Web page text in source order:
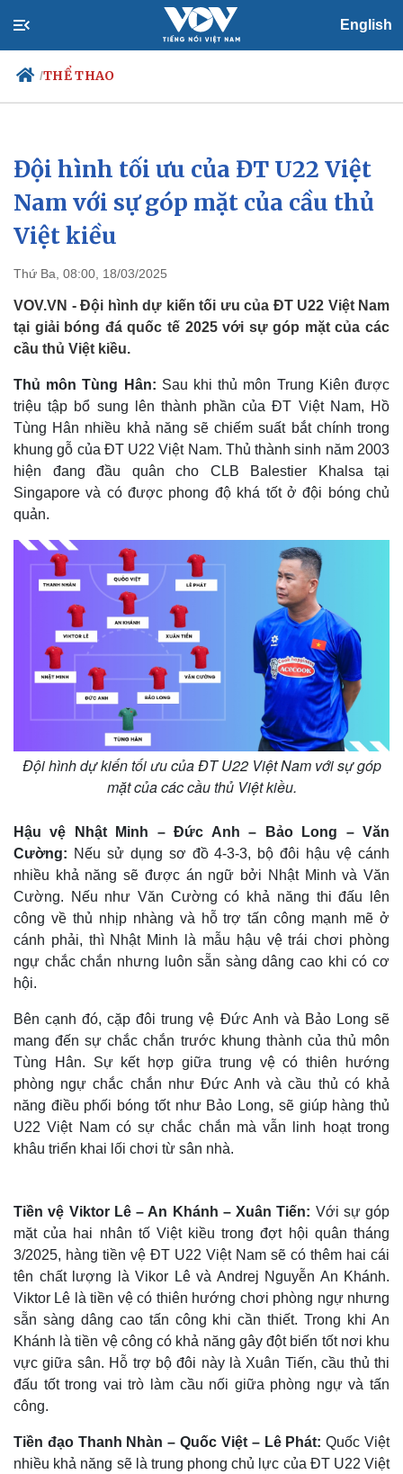
English
/THỂ THAO
Chính trị
Đảng
Tổ chức nhân sự
Quốc hội
Nhận diện sự thật
Xã hội
Tin 24h
Dự báo thời tiết
Thế giới
Quan sát
Multimedia
Video
Đội hình tối ưu của ĐT U22 Việt
Nam với sự góp mặt của cầu thủ
Việt kiều
Thứ Ba, 08:00, 18/03/2025
VOV.VN - Đội hình dự kiến tối ưu của ĐT U22 Việt Nam
tại giải bóng đá quốc tế 2025 với sự góp mặt của các
cầu thủ Việt kiều.
Thủ môn Tùng Hân: Sau khi thủ môn Trung Kiên được
triệu tập bổ sung lên thành phần của ĐT Việt Nam, Hồ
Tùng Hân nhiều khả năng sẽ chiếm suất bắt chính trong
khung gỗ của ĐT U22 Việt Nam. Thủ thành sinh năm 2003
hiện đang đầu quân cho CLB Balestier Khalsa tại
Singapore và có được phong độ khá tốt ở đội bóng chủ
quản.
Đội hình dự kiến tối ưu của ĐT U22 Việt Nam với sự góp
mặt của các cầu thủ Việt kiều.
Hậu vệ Nhật Minh – Đức Anh – Bảo Long – Văn
Cường: Nếu sử dụng sơ đồ 4-3-3, bộ đôi hậu vệ cánh
nhiều khả năng sẽ được án ngữ bởi Nhật Minh và Văn
Cường. Nếu như Văn Cường có khả năng thi đấu lên
công về thủ nhịp nhàng và hỗ trợ tấn công mạnh mẽ ở
cánh phải, thì Nhật Minh là mẫu hậu vệ trái chơi phòng
ngự chắc chắn nhưng luôn sẵn sàng dâng cao khi có cơ
hội.
Bên cạnh đó, cặp đôi trung vệ Đức Anh và Bảo Long sẽ
mang đến sự chắc chắn trước khung thành của thủ môn
Tùng Hân. Sự kết hợp giữa trung vệ có thiên hướng
phòng ngự chắc chắn như Đức Anh và cầu thủ có khả
năng điều phối bóng tốt như Bảo Long, sẽ giúp hàng thủ
U22 Việt Nam có sự chắc chắn mà vẫn linh hoạt trong
khâu triển khai lối chơi từ sân nhà.
Tiền vệ Viktor Lê – An Khánh – Xuân Tiến: Với sự góp
mặt của hai nhân tố Việt kiều trong đợt hội quân tháng
3/2025, hàng tiền vệ ĐT U22 Việt Nam sẽ có thêm hai cái
tên chất lượng là Vikor Lê và Andrej Nguyễn An Khánh.
Viktor Lê là tiền vệ có thiên hướng chơi phòng ngự nhưng
sẵn sàng dâng cao tấn công khi cần thiết. Trong khi An
Khánh là tiền vệ công có khả năng gây đột biến tốt nơi khu
vực giữa sân. Hỗ trợ bộ đôi này là Xuân Tiến, cầu thủ thi
đấu tốt trong vai trò làm cầu nối giữa phòng ngự và tấn
công.
Tiền đạo Thanh Nhàn – Quốc Việt – Lê Phát: Quốc Việt
nhiều khả năng sẽ là trung phong chủ lực của ĐT U22 Việt